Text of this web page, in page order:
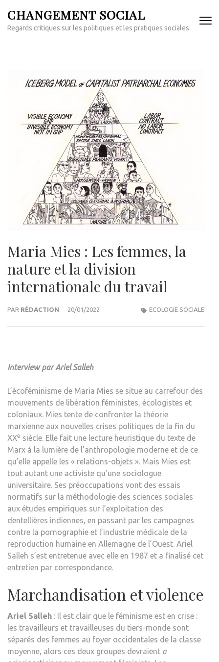
au
contenu
CHANGEMENT SOCIAL
Regards critiques sur les politiques et les pratiques sociales
Maria Mies : Les femmes, la
nature et la division
internationale du travail
PAR RÉDACTION 20/01/2022 ECOLOGIE SOCIALE
Interview par Ariel Salleh
L’écoféminisme de Maria Mies se situe au carrefour des
mouvements de libération féministes, écologistes et
coloniaux. Mies tente de confronter la théorie
marxienne aux nouvelles crises politiques de la fin du
XXe siècle. Elle fait une lecture heuristique du texte de
Marx à la lumière de l’anthropologie moderne et de ce
qu’elle appelle les « relations-objets ». Mais Mies est
tout autant une activiste qu’une sociologue
universitaire. Ses préoccupations vont des essais
normatifs sur la méthodologie des sciences sociales
aux études empiriques sur l’exploitation des
dentellières indiennes, en passant par les campagnes
contre la pornographie et l’industrie médicale de la
reproduction humaine en Allemagne de l’Ouest. Ariel
Salleh s’est entretenue avec elle en 1987 et a finalisé cet
entretien par correspondance.
Marchandisation et violence
Ariel Salleh : Il est clair que le féminisme est en crise :
les travailleurs et travailleuses du tiers-monde sont
séparés des femmes au foyer occidentales de la classe
moyenne, alors ces deux groupes devraient a